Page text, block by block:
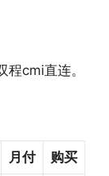
cmi直连。
月付 购买